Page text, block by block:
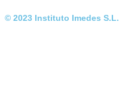
© 2023 Instituto Imedes S.L.